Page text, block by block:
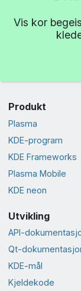
Vis kor
Produkt
Plasma
KDE-program
KDE Frameworks
Plasma Mobile
KDE neon
Utvikling
API-
Qt-
KDE-mål
Kjeldekode